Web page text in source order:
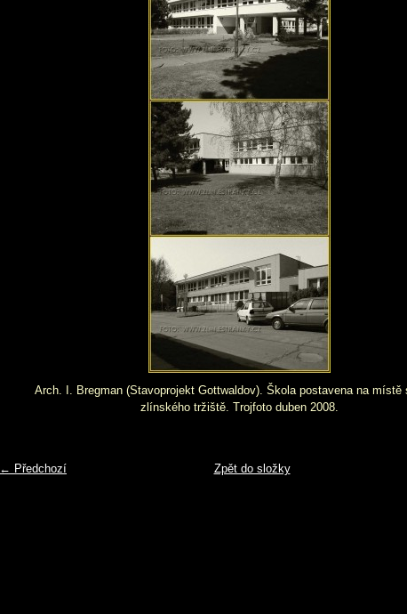
Arch. I. Bregman (Stavoprojekt Gottwaldov). Škola postavena na místě
zlínského tržiště. Trojfoto duben 2008.
← Předchozí Zpět do složky